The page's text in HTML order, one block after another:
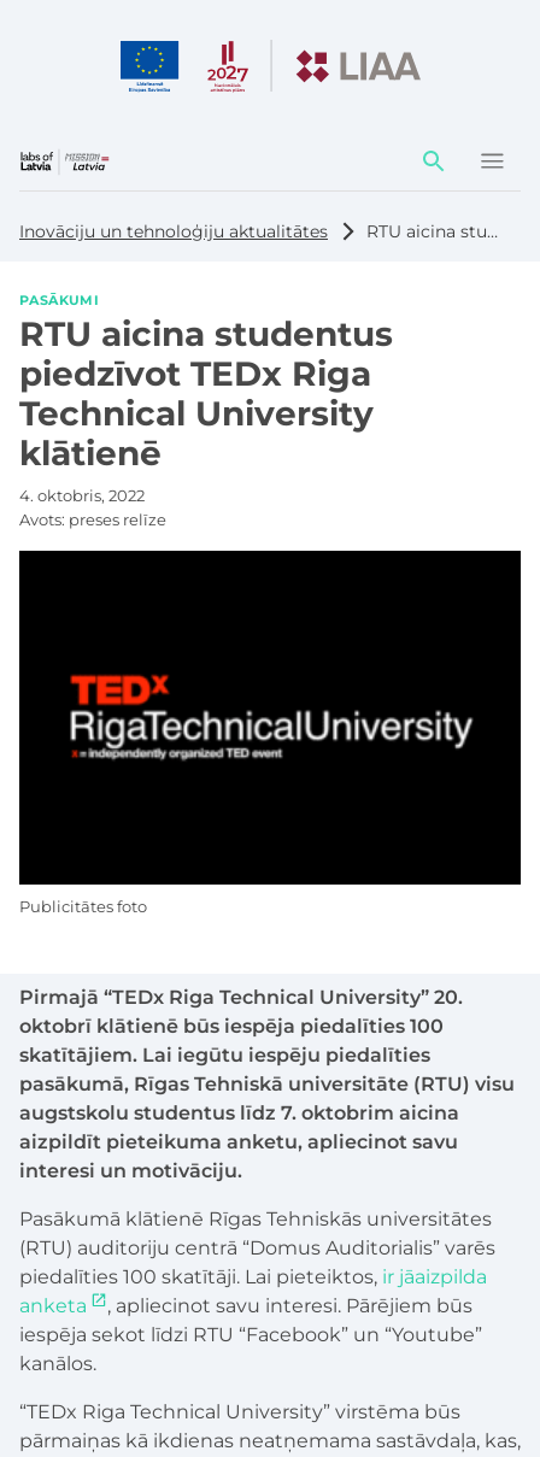
Darbības
elementi
Inovāciju un tehnoloģiju aktualitātes RTU aicina studentus piedzīvot TEDx Riga Technical University klātienē
PASĀKUMI
RTU aicina studentus
piedzīvot TEDx Riga
Technical University
klātienē
4. oktobris, 2022
Avots: preses relīze
Pirmajā “TEDx Riga Technical University” 20.
oktobrī klātienē būs iespēja piedalīties 100
skatītājiem. Lai iegūtu iespēju piedalīties
pasākumā, Rīgas Tehniskā universitāte (RTU) visu
augstskolu studentus līdz 7. oktobrim aicina
aizpildīt pieteikuma anketu, apliecinot savu
interesi un motivāciju.
Pasākumā klātienē Rīgas Tehniskās universitātes
(RTU) auditoriju centrā “Domus Auditorialis” varēs
piedalīties 100 skatītāji. Lai pieteiktos, ir jāaizpilda
anketa
, apliecinot savu interesi. Pārējiem būs
iespēja sekot līdzi RTU “Facebook” un “Youtube”
kanālos.
“TEDx Riga Technical University” virstēma būs
pārmaiņas kā ikdienas neatņemama sastāvdaļa, kas,
Publicitātes foto